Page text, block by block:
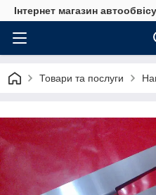
Інтернет магазин
Товари та послуги